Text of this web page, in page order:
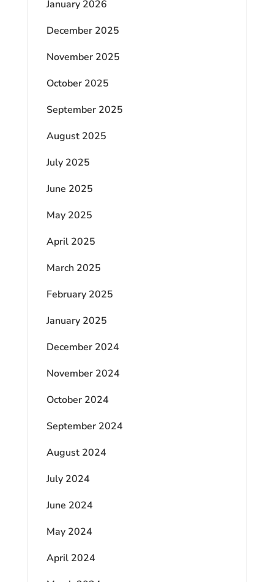
January 2026
December 2025
November 2025
October 2025
September 2025
August 2025
July 2025
June 2025
May 2025
April 2025
March 2025
February 2025
January 2025
December 2024
November 2024
October 2024
September 2024
August 2024
July 2024
June 2024
May 2024
April 2024